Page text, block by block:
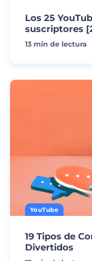
Los 25
suscriptores
13 min de lectura
YouTube
19 Tipos de
Divertidos